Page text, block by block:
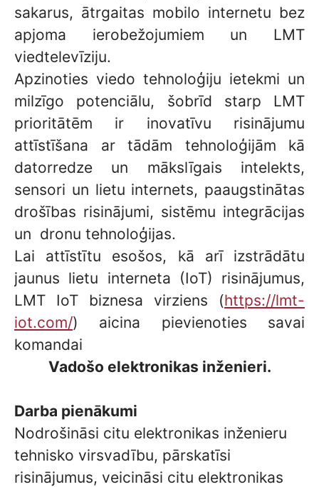
sakarus, ātrgaitas mobilo internetu bez
apjoma ierobežojumiem un LMT
viedtelevīziju.
Apzinoties viedo tehnoloģiju ietekmi un
milzīgo potenciālu, šobrīd starp LMT
prioritātēm ir inovatīvu risinājumu
attīstīšana ar tādām tehnoloģijām kā
datorredze un mākslīgais intelekts,
sensori un lietu internets, paaugstinātas
drošības risinājumi, sistēmu integrācijas
un dronu tehnoloģijas.
Lai attīstītu esošos, kā arī izstrādātu
jaunus lietu interneta (IoT) risinājumus,
LMT IoT biznesa virziens (https://lmt-
iot.com/) aicina pievienoties savai
komandai
Vadošo elektronikas inženieri.
Darba pienākumi
Nodrošināsi citu elektronikas inženieru
tehnisko virsvadību, pārskatīsi
risinājumus, veicināsi citu elektronikas